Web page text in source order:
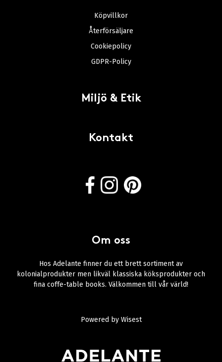
Köpvillkor
Återförsäljare
Cookiepolicy
GDPR-Policy
Miljö & Etik
Kontakt
Om oss
Hos Adelante finner du ett brett sortiment av
kolonialprodukter men likväl klassiska köksprodukter och
fina coffe-table books. Välkommen till vår värld!
Powered by Wisest